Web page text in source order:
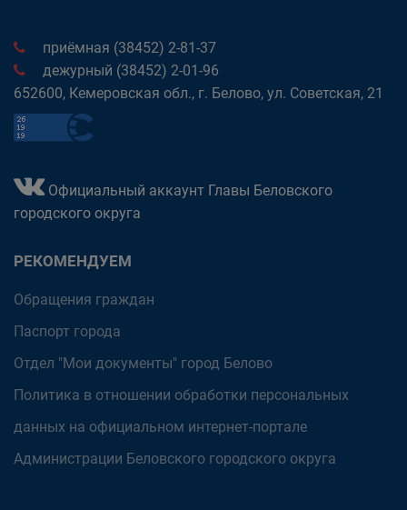
приёмная (38452) 2-81-37
дежурный (38452) 2-01-96
652600, Кемеровская обл., г. Белово, ул. Советская, 21
Официальный аккаунт Главы Беловского
городского округа
РЕКОМЕНДУЕМ
Обращения граждан
Паспорт города
Отдел "Мои документы" город Белово
Политика в отношении обработки персональных
данных на официальном интернет-портале
Администрации Беловского городского округа